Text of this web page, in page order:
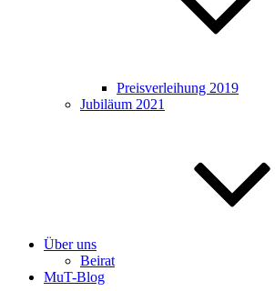
Preisverleihung 2019
Jubiläum 2021
Über uns
Beirat
MuT-Blog